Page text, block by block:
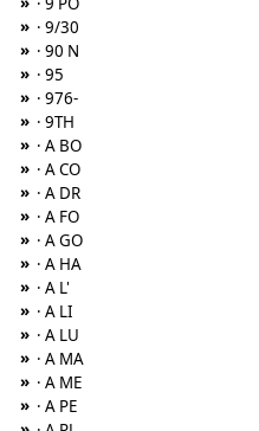
» · 9/30
» · 90 N
» · 95
» · 976-
» · 9TH
» · A BO
» · A CO
» · A DR
» · A FO
» · A GO
» · A HA
» · A L'
» · A LI
» · A LU
» · A MA
» · A ME
» · A PE